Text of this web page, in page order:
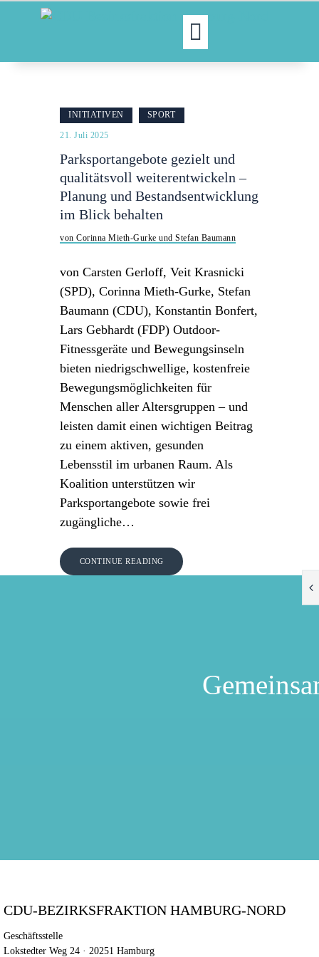
ABGEORDNETE
AKTUELLES
THEMEN
AUSSCHÜSSE
KONTAKT
INITIATIVEN SPORT
21. Juli 2025
Parksportangebote gezielt und
qualitätsvoll weiterentwickeln –
Planung und Bestandsentwicklung
im Blick behalten
von Corinna Mieth-Gurke und Stefan Baumann
von Carsten Gerloff, Veit Krasnicki
(SPD), Corinna Mieth-Gurke, Stefan
Baumann (CDU), Konstantin Bonfert,
Lars Gebhardt (FDP) Outdoor-
Fitnessgeräte und Bewegungsinseln
bieten niedrigschwellige, kostenfreie
Bewegungsmöglichkeiten für
Menschen aller Altersgruppen – und
leisten damit einen wichtigen Beitrag
zu einem aktiven, gesunden
Lebensstil im urbanen Raum. Als
Koalition unterstützen wir
Parksportangebote sowie frei
zugängliche…
CONTINUE READING
CDU-BEZIRKSFRAKTION HAMBURG-NORD
Geschäftsstelle
Lokstedter Weg 24 · 20251 Hamburg